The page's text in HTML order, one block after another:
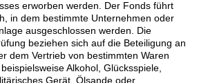
erworben werden. Der Fonds führt
in dem bestimmte Unternehmen oder
ausgeschlossen werden. Die
beziehen sich auf die Beteiligung an
dem Vertrieb von bestimmten Waren
Alkohol, Glücksspiele,
Gerät, Ölsande oder